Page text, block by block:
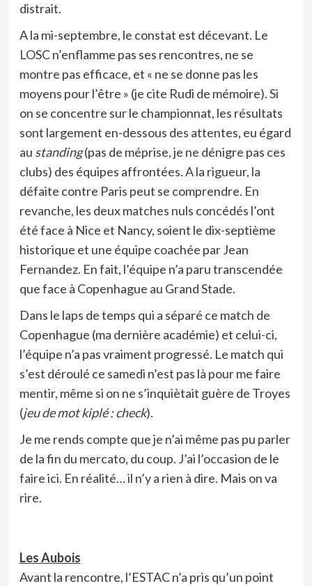
distrait.
A la mi-septembre, le constat est décevant. Le
LOSC n’enflamme pas ses rencontres, ne se
montre pas efficace, et « ne se donne pas les
moyens pour l’être » (je cite Rudi de mémoire). Si
on se concentre sur le championnat, les résultats
sont largement en-dessous des attentes, eu égard
au standing(pas de méprise, je ne dénigre pas ces
clubs) des équipes affrontées. A la rigueur, la
défaite contre Paris peut se comprendre. En
revanche, les deux matches nuls concédés l’ont
été face à Nice et Nancy, soient le dix-septième
historique et une équipe coachée par Jean
Fernandez. En fait, l’équipe n’a paru transcendée
que face à Copenhague au Grand Stade.
Dans le laps de temps qui a séparé ce match de
Copenhague (ma dernière académie) et celui-ci,
l’équipe n’a pas vraiment progressé. Le match qui
s’est déroulé ce samedi n’est pas là pour me faire
mentir, même si on ne s’inquiètait guère de Troyes
(jeu de mot kiplé : check).
Je me rends compte que je n’ai même pas pu parler
de la fin du mercato, du coup. J’ai l’occasion de le
faire ici. En réalité… il n’y a rien à dire. Mais on va
rire.
Les Aubois
Avant la rencontre, l’ESTAC n’a pris qu’un point